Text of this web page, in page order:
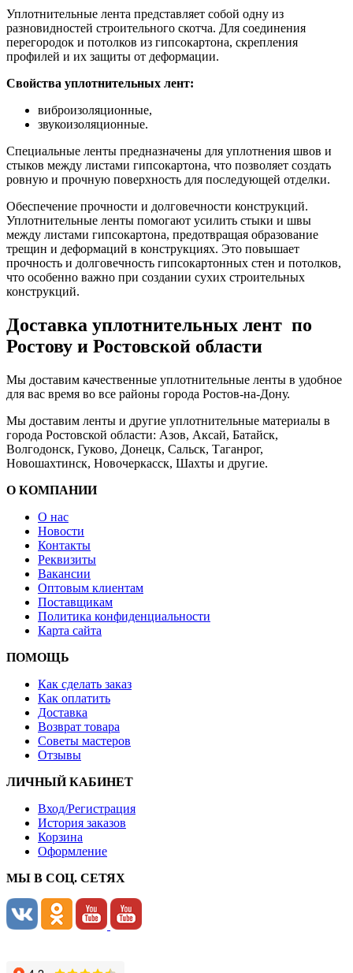
Уплотнительные лента представляет собой одну из
разновидностей строительного скотча. Для соединения
перегородок и потолков из гипсокартона, скрепления
профилей и их защиты от деформации.
Свойства уплотнительных лент:
виброизоляционные,
звукоизоляционные.
Специальные ленты предназначены для уплотнения швов и
стыков между листами гипсокартона, что позволяет создать
ровную и прочную поверхность для последующей отделки.
Обеспечение прочности и долговечности конструкций.
Уплотнительные ленты помогают усилить стыки и швы
между листами гипсокартона, предотвращая образование
трещин и деформаций в конструкциях. Это повышает
прочность и долговечность гипсокартонных стен и потолков,
что особенно важно при создании сухих строительных
конструкций.
Доставка уплотнительных лент по
Ростову и Ростовской области
Мы доставим качественные уплотнительные ленты в удобное
для вас время во все районы города Ростов-на-Дону.
Мы доставим ленты и другие уплотнительные материалы в
города Ростовской области: Азов, Аксай, Батайск,
Волгодонск, Гуково, Донецк, Сальск, Таганрог,
Новошахтинск, Новочеркасск, Шахты и другие.
О КОМПАНИИ
О нас
Новости
Контакты
Реквизиты
Вакансии
Оптовым клиентам
Поставщикам
Политика конфиденциальности
Карта сайта
ПОМОЩЬ
Как сделать заказ
Как оплатить
Доставка
Возврат товара
Советы мастеров
Отзывы
ЛИЧНЫЙ КАБИНЕТ
Вход/Регистрация
История заказов
Корзина
Оформление
МЫ В СОЦ. СЕТЯХ